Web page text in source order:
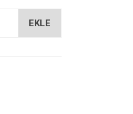
EKLE